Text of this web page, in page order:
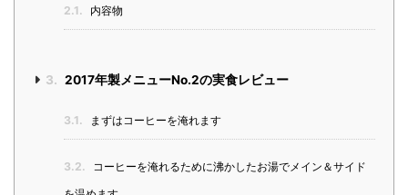
2.1. 内容物
3. 2017年製メニューNo.2の実食レビュー
3.1. まずはコーヒーを淹れます
3.2.
コーヒーを淹れるために沸かしたお湯でメイン＆サイド